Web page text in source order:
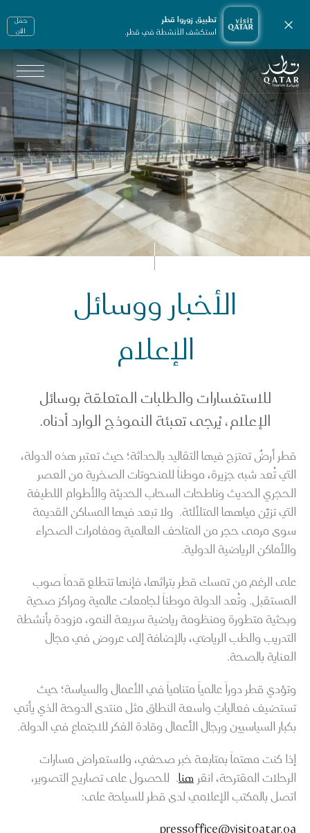
تطبيق زوروا قطر
استكشف الأنشطة في قطر.
حمّل
الأن
إغلاق الإشعارات
الصفحة الرئيسية لموقع VisitQatar
الأخبار ووسائل الإعلامالأخبار ووسائل
الإعلام
للاستفسارات والطلبات المتعلقة بوسائل
الإعلام، يُرجى تعبئة النموذج الوارد أدناه.
قطر أرضٌ تمتزج فيها التقاليد بالحداثة؛ حيث تعتبر هذه الدولة،
التي تُعد شبه جزيرة، موطناً للمنحوتات الصخرية من العصر
الحجري الحديث وناطحات السحاب الحديثة والأطوام اللطيفة
التي تزيّن مياهها المتلألئة. ولا تبعد فيها المساكن القديمة
سوى مرمى حجر من المتاحف العالمية ومغامرات الصحراء
والأماكن الرياضية الدولية.
على الرغم من تمسك قطر بتراثها، فإنها تتطلع قدماً صوب
المستقبل. وتُعد الدولة موطناً لجامعات عالمية ومراكز صحية
وبحثية متطورة ومنظومة رياضية سريعة النمو، مزودة بأنشطة
التدريب والطب الرياضي، بالإضافة إلى عروض في مجال
العناية بالصحة.
وتؤدي قطر دوراً عالمياً متنامياً في الأعمال والسياسة؛ حيث
تستضيف فعالياتٍ واسعة النطاق مثل منتدى الدوحة الذي يأتي
بكبار السياسيين ورجال الأعمال وقادة الفكر للاجتماع في الدولة.
إذا كنت مهتماً بمتابعة خبر صحفي، ولاستعراض مسارات
الرحلات المقترحة، انقر هنا. للحصول على تصاريح التصوير،
اتصل بالمكتب الإعلامي لدى قطر للسياحة على:
pressoffice@visitqatar.qa